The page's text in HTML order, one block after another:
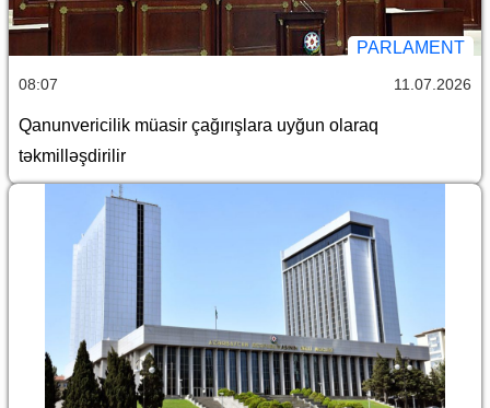
PARLAMENT
08:07 11.07.2026
Qanunvericilik müasir çağırışlara uyğun olaraq
təkmilləşdirilir